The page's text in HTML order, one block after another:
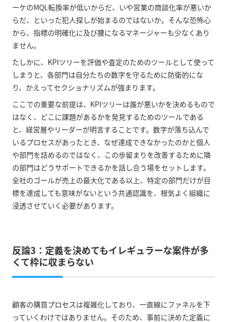
ーケのMQL転換率が低いからだ、いや営業の商談化率が悪いか
らだ、といった犯人探しが始まるのではないか。そんな恐怖心
から、指標の明確化に及び腰になるマネージャーも少なくあり
ません。
たしかに、KPIツリーを評価や査定のためのツールとして使って
しまうと、各部門は自分たちの数字を守るために防衛的にな
り、かえってセクショナリズムが強まります。
ここでの重要な前提は、KPIツリーは誰が悪いかを決めるもので
はなく、どこに課題があるかを発見するためのツールである
と、経営層やリーダーが明言することです。数字が落ち込んで
いるプロセスがあったとき、なぜ達成できなかったのかと個人
や部門を詰めるのではなく、この歩留まりを改善するために隣
の部門はどうサポートできるかを話し合う場をセットします。
全社のゴールが売上の最大化である以上、特定の部門だけが目
標を達成しても意味がないという共通認識を、根気よく組織に
浸透させていく必要があります。
反論3：定義を決めてもイレギュラーな案件が多
くて枠に収まらない
顧客の購買プロセスは複雑化しており、一直線にファネルを下
っていくわけではありません。そのため、事前に決めた定義に